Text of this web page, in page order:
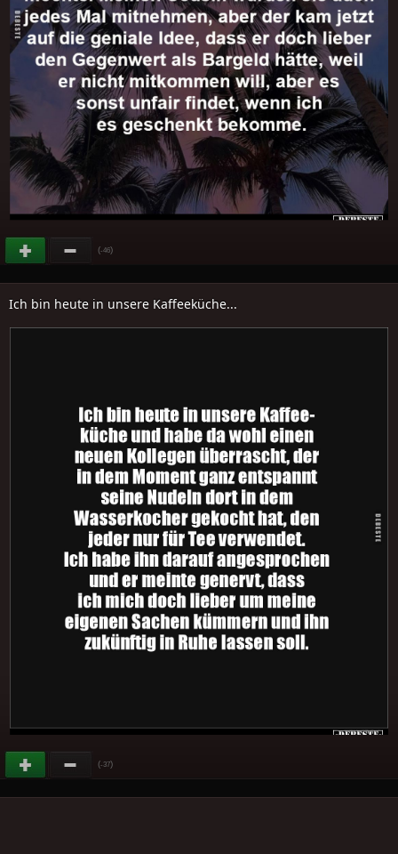
(-46)
Ich bin heute in unsere Kaffeeküche...
(-37)